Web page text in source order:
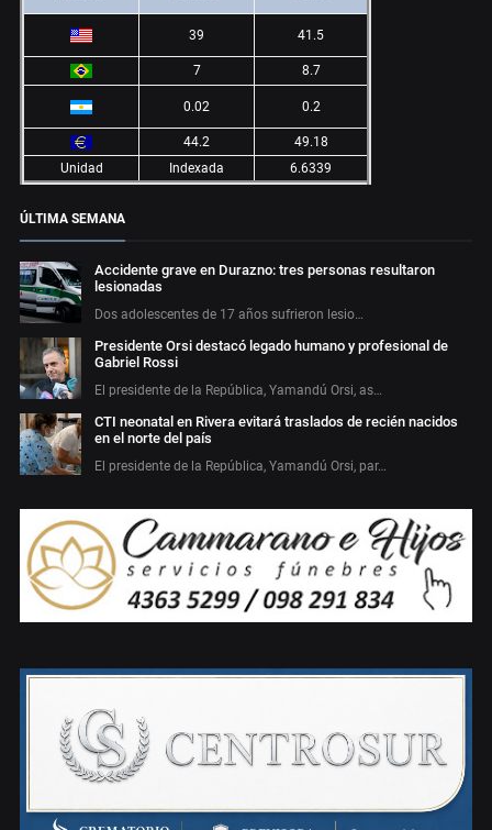
39 41.5
7 8.7
0.02 0.2
44.2
49.18
Unidad
Indexada 6.6339
ÚLTIMA SEMANA
Accidente grave en Durazno: tres personas resultaron
lesionadas
Dos adolescentes de 17 años sufrieron lesio…
Presidente Orsi destacó legado humano y profesional de
Gabriel Rossi
El presidente de la República, Yamandú Orsi, as…
CTI neonatal en Rivera evitará traslados de recién nacidos
en el norte del país
El presidente de la República, Yamandú Orsi, par…